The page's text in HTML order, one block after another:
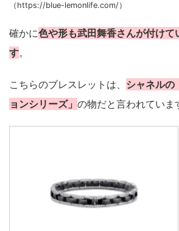
（https://blue-lemonlife.com/）
確かに色や形も武田舞香さんが付けて
す。
こちらのブレスレットは、 シャネルの
ョンシリーズ」 の物だと言われていま